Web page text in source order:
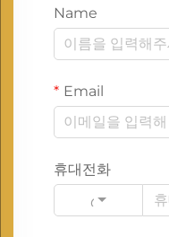
Name
Email
휴대전화
Code